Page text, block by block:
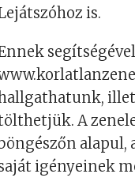
is.
A
igényeinek